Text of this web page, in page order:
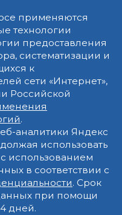
применяются
технологии
предоставления
систематизации и
к
сети «Интернет»,
Российской
.
аналитики Яндекс
использовать
использованием
в соответствии с
. Срок
при помощи
дней.